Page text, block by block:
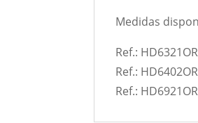
Medidas
Ref.:
Ref.:
Ref.: